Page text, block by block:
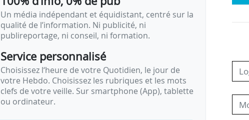
Un média indépendant et équidistant, centré sur la
qualité de l’information. Ni publicité, ni
publireportage, ni conseil, ni formation.
Service personnalisé
Choisissez l‘heure de votre Quotidien, le jour de
votre Hebdo. Choisissez les rubriques et les mots
clefs de votre veille. Sur smartphone (App), tablette
ou ordinateur.